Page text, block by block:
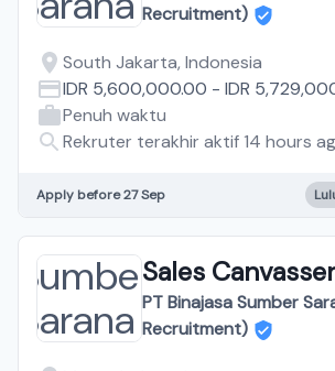
Recruitment)
South Jakarta, Indonesia
IDR 5,600,000.00 - IDR
Penuh waktu
Rekruter terakhir aktif 14 hours
Apply before 27 Sep
Sales
PT Binajasa Sumber
Recruitment)